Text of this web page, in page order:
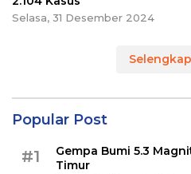
Selasa, 31 Desember 2024
Popular Post
#1
Gempa Bumi 5.3
Timur